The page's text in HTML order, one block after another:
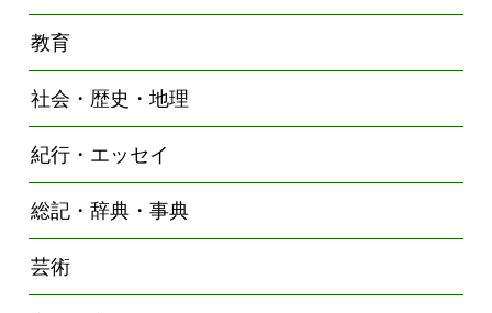
教育
社会・歴史・地理
紀行・エッセイ
総記・辞典・事典
芸術